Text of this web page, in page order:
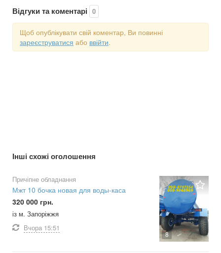
Відгуки та коментарі 0
Щоб опублікувати свій коментар, Ви повинні
зареєструватися або ввійти.
Інші схожі оголошення
8
Причіпне обладнання
Мжт 10 бочка новая для воды-каса
320 000 грн.
із м. Запоріжжя
Вчора 15:51